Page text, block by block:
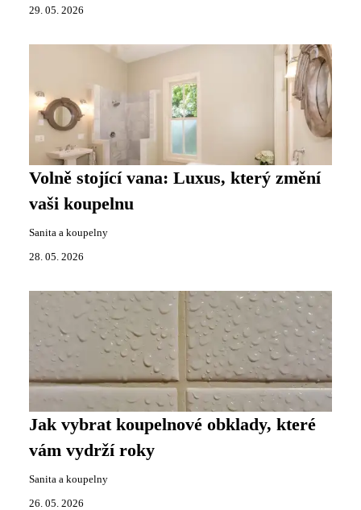
29. 05. 2026
Volně stojící vana: Luxus, který změní
vaši koupelnu
Sanita a koupelny
28. 05. 2026
Jak vybrat koupelnové obklady, které
vám vydrží roky
Sanita a koupelny
26. 05. 2026